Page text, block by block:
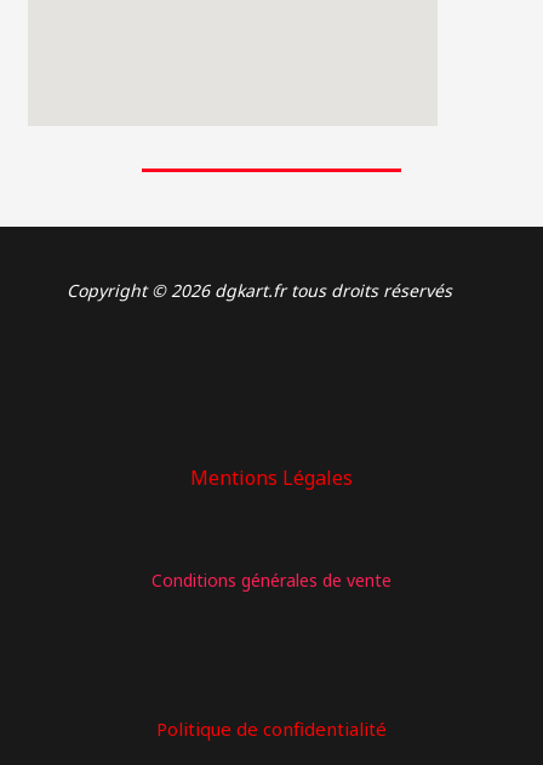
Copyright © 2026 dgkart.fr tous droits réservés
Mentions Légales
Conditions générales de vente
: Home
Politique de confidentialité